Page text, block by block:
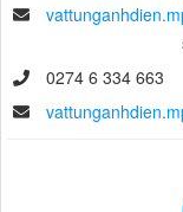
0274 6 334 663